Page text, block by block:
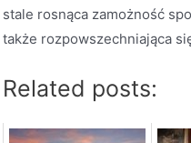
stale rosnąca zamożność
także rozpowszechniająca
Related posts: